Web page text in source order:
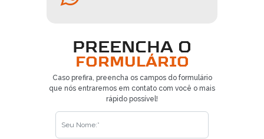
PREENCHA O
FORMULÁRIO
Caso prefira, preencha os campos do formulário
que nós entraremos em contato com você o mais
rápido possível!